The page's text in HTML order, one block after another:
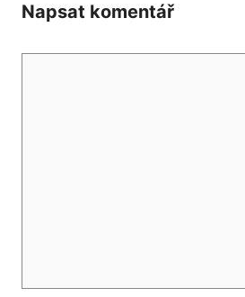
Napsat komentář